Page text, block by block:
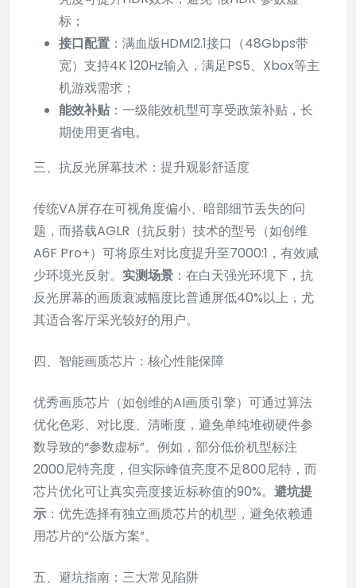
标；
接口配置 ：满血版HDMI2.1接口（48Gbps带
宽）支持4K 120Hz输入，满足PS5、Xbox等主
机游戏需求；
能效补贴：一级能效机型可享受政策补贴，长
期使用更省电。
三、抗反光屏幕技术：提升观影舒适度
传统VA屏存在可视角度偏小、暗部细节丢失的问
题，而搭载AGLR（抗反射）技术的型号（如创维
A6F Pro+）可将原生对比度提升至7000:1，有效减
少环境光反射。 实测场景 ：在白天强光环境下，抗
反光屏幕的画质衰减幅度比普通屏低40%以上，尤
其适合客厅采光较好的用户。
四、智能画质芯片：核心性能保障
优秀画质芯片（如创维的AI画质引擎）可通过算法
优化色彩、对比度、清晰度，避免单纯堆砌硬件参
数导致的“参数虚标”。例如，部分低价机型标注
2000尼特亮度，但实际峰值亮度不足800尼特，而
芯片优化可让真实亮度接近标称值的90%。 避坑提
示 ：优先选择有独立画质芯片的机型，避免依赖通
用芯片的“公版方案”。
五、避坑指南：三大常见陷阱